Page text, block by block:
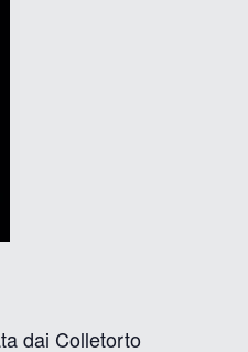
dai Colletorto